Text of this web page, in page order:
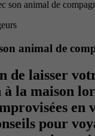
son animal de
animal de
de laisser
à la maison
en
pour